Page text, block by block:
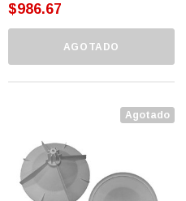
$986.67
AGOTADO
Agotado